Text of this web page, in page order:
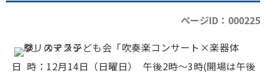
ページID：000225
日 時：12月14日（日曜日） 午後2時～3時(開場は午後